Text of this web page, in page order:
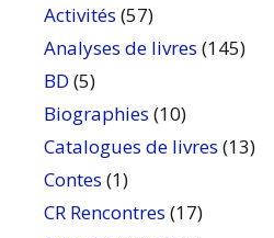
Activités (57)
Analyses de livres (145)
BD (5)
Biographies (10)
Catalogues de livres (13)
Contes (1)
CR Rencontres (17)